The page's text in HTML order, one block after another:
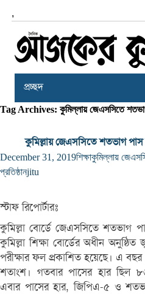
,
প্রচ্ছদ
Tag Archives: কুমিল্লায় জেএসসিতে শতভাগ
কুমিল্লায় জেএসসিতে শতভাগ পাস
December 31, 2019শিক্ষাকুমিল্লায়
প্রতিষ্ঠানjitu
স্টাফ রিপোর্টারঃ
কুমিল্লা বোর্ডে জেএসসিতে শতভাগ
কুমিল্লা শিক্ষা বোর্ডের অধীন
পরীক্ষার ফল প্রকাশিত হয়েছে। এ
শতাংশ। গতবার পাসের হার ছিল
এবার পাসের হার, জিপিএ-৫ ও শতভাগ